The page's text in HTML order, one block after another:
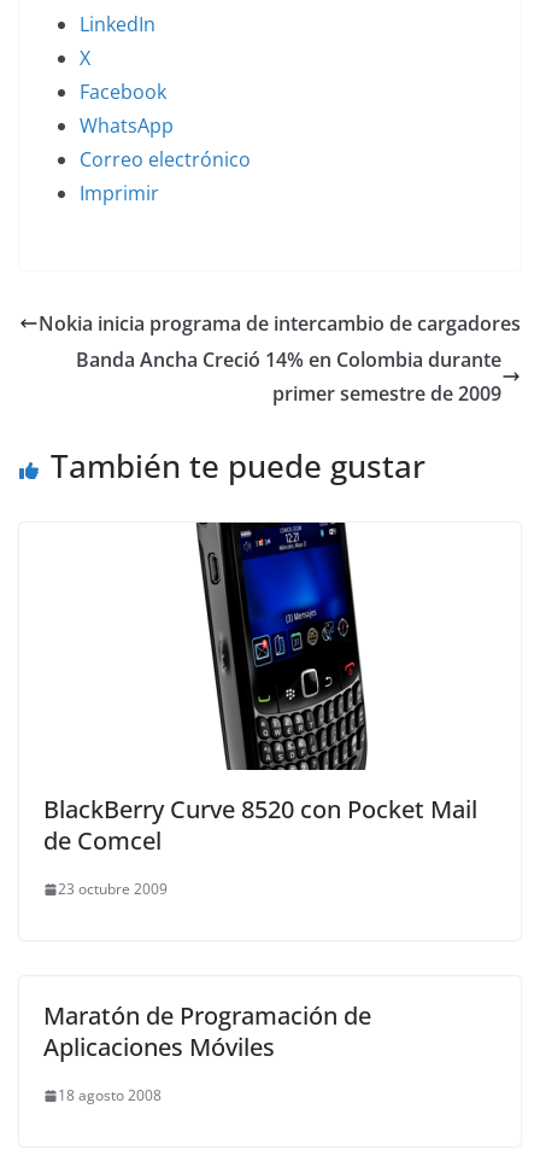
LinkedIn
X
Facebook
WhatsApp
Correo electrónico
Imprimir
Nokia inicia programa de intercambio de cargadores
Banda Ancha Creció 14% en Colombia durante
primer semestre de 2009
También te puede gustar
BlackBerry Curve 8520 con Pocket Mail
de Comcel
23 octubre 2009
Maratón de Programación de
Aplicaciones Móviles
18 agosto 2008